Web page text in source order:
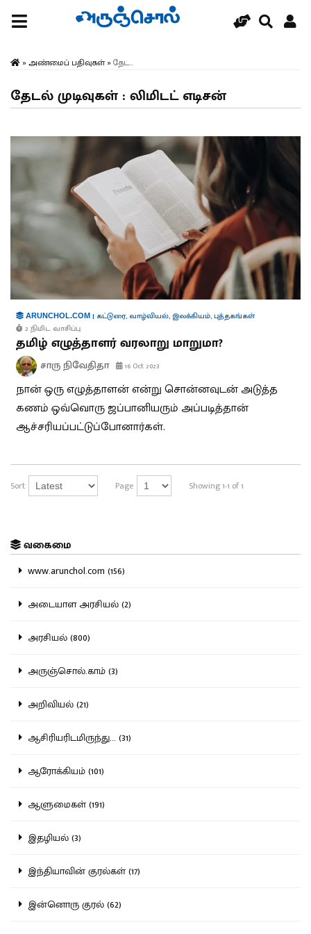
» அண்மைப் பதிவுகள்» தேட...
தேடல் முடிவுகள் : லிமிடட் எடிசன்
ARUNCHOL.COM | கட்டுரை, வாழ்வியல், இலக்கியம்,புத்தகங்கள்
2 நிமிட வாசிப்பு
தமிழ் எழுத்தாளர் வரலாறு மாறுமா?
சாரு நிவேதிதா 16 Oct 2023
நான் ஒரு எழுத்தாளன் என்று சொன்னவுடன் அடுத்த
கணம் ஒவ்வொரு ஜப்பானியரும் அப்படித்தான்
ஆச்சரியப்பட்டுப்போனார்கள்.
Sort Page Showing 1-1 of 1
வகைமை
www.arunchol.com (156)
அடையாள அரசியல் (2)
அரசியல் (800)
அருஞ்சொல்.காம் (3)
அறிவியல் (21)
ஆசிரியரிடமிருந்து... (31)
ஆரோக்கியம் (101)
ஆளுமைகள் (191)
இதழியல் (3)
இந்தியாவின் குரல்கள் (17)
இன்னொரு குரல் (62)